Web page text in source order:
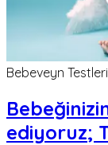
Bebeveyn Testleri
ediyoruz;